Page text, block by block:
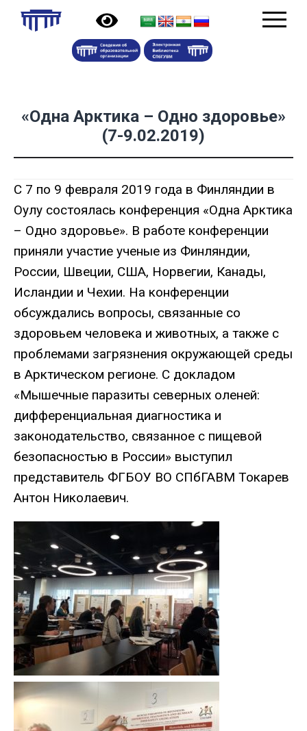
«Одна Арктика – Одно здоровье»
(7-9.02.2019)
С 7 по 9 февраля 2019 года в Финляндии в
Оулу состоялась конференция «Одна Арктика
– Одно здоровье». В работе конференции
приняли участие ученые из Финляндии,
России, Швеции, США, Норвегии, Канады,
Исландии и Чехии. На конференции
обсуждались вопросы, связанные со
здоровьем человека и животных, а также с
проблемами загрязнения окружающей среды
в Арктическом регионе. С докладом
«Мышечные паразиты северных оленей:
дифференциальная диагностика и
законодательство, связанное с пищевой
безопасностью в России» выступил
представитель ФГБОУ ВО СПбГАВМ Токарев
Антон Николаевич.